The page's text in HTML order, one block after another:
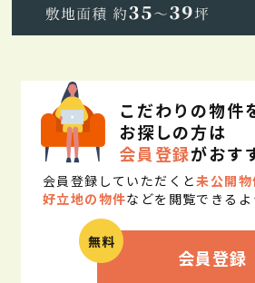
こだわりの物件
お探しの方は
会員登録がおす
会員登録していただくと未公開物
好立地の物件などを閲覧できるよ
会員登録